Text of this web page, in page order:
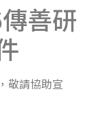
善研
敬請協助宣